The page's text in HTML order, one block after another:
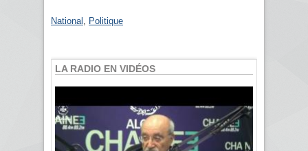
National Politique
LA RADIO EN VIDÉOS